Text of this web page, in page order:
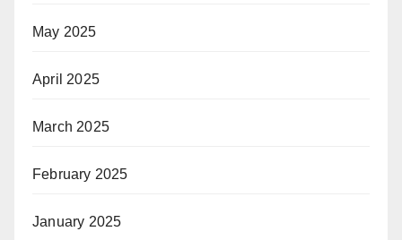
May 2025
April 2025
March 2025
February 2025
January 2025